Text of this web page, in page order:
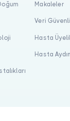
Makaleler
Veri
Hasta
Hasta